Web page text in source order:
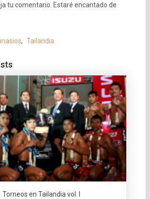
tu comentario. Estaré encantado de
, Tailandia
Torneos en Tailandia vol. I